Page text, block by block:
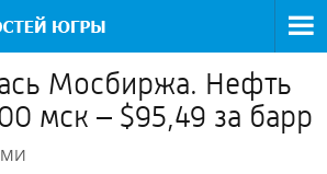
Мосбиржа. Нефть
мск – $95,49 за барр